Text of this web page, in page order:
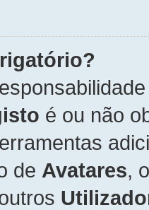
é ou não
de Avatares,